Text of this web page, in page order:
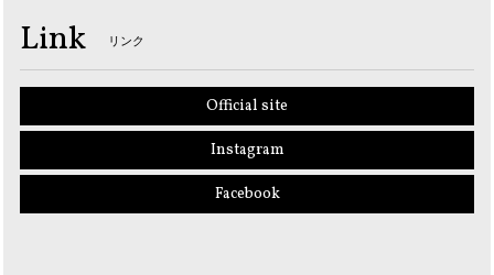
Link リンク
Official site
Instagram
Facebook